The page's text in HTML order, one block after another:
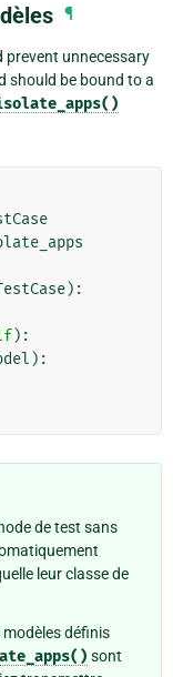
¶
prevent unnecessary
should be bound to a
):
):
):
de test sans
leur classe de
modèles définis
sont